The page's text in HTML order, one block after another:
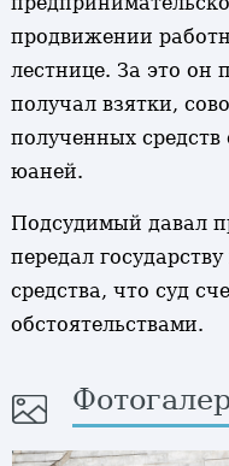
продвижении
лестнице. За это он
получал взятки,
полученных средств
юаней.
Подсудимый давал
передал
средства, что суд
обстоятельствами.